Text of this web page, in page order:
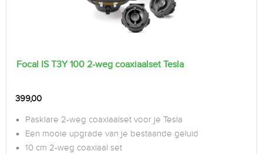
Focal IS T3Y 100 2-weg coaxiaalset Tesla
399,00
Pasklare 2-weg coaxiaalset voor je Tesla
Een mooie upgrade van je bestaande geluid
10 cm 2-weg coaxiaal set